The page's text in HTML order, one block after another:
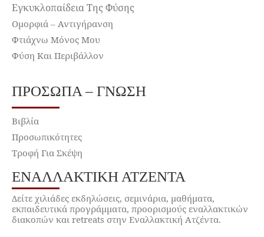
Εγκυκλοπαίδεια Της Φύσης
Ομορφιά – Αντιγήρανση
Φτιάχνω Μόνος Μου
Φύση Και Περιβάλλον
ΠΡΌΣΩΠΑ – ΓΝΏΣΗ
Βιβλία
Προσωπικότητες
Τροφή Για Σκέψη
ΕΝΑΛΛΑΚΤΙΚΉ ΑΤΖΈΝΤΑ
Δείτε χιλιάδες εκδηλώσεις, σεμινάρια, μαθήματα,
εκπαιδευτικά προγράμματα, προορισμούς εναλλακτικών
διακοπών και retreats στην Εναλλακτική Ατζέντα.